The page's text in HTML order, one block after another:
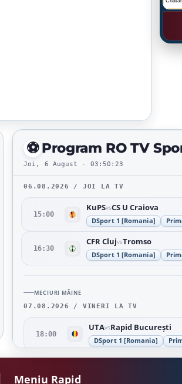
⚽ Program RO TV
Joi, 6 August - 03:50:24
06.08.2026 / JOI LA TV
15:00
KuPSvsCS U Craiova
DSport 1 [Romania]
16:30
CFR ClujvsTromso
DSport 1 [Romania]
MECIURI MÂINE
07.08.2026 / VINERI LA TV
18:00
UTAvsRapid București
DSport 1 [Romania]
Middlesbroughvs
Meniu Rapid